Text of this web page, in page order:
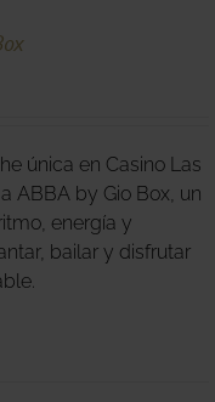
única en Casino Las
ABBA by Gio Box, un
energía y
bailar y disfrutar